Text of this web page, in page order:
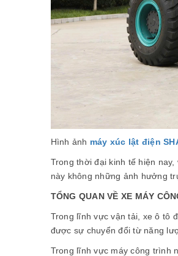
Hình ảnh máy xúc lật điện
Trong thời đại kinh tế hiện
này không những ảnh hưởng
TỔNG QUAN VỀ XE MÁY
Trong lĩnh vực vận tải, xe ô tô
được sự chuyển đổi từ năng
Trong lĩnh vực máy công trình